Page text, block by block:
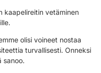
kaapelireitin vetäminen
olisi voineet nostaa
turvallisesti. Onneksi
sanoo.